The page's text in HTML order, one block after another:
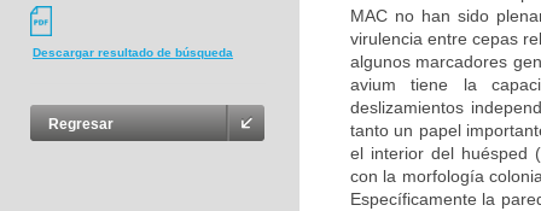
Descargar resultado de búsqueda
Regresar
MAC no han sido
virulencia entre cepas
algunos marcadores
avium tiene la
deslizamientos
tanto un papel
el interior del huésped
con la morfología
Específicamente la